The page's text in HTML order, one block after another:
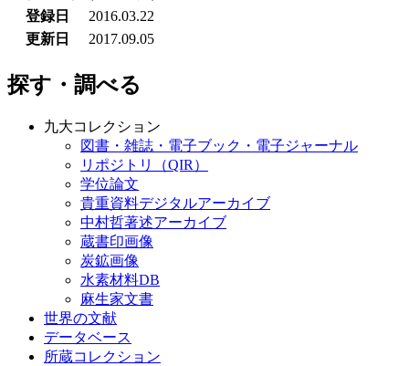
登録日
2016.03.22
更新日
2017.09.05
探す・調べる
九大コレクション
図書・雑誌・電子ブック・電子ジャーナル
リポジトリ（QIR）
学位論文
貴重資料デジタルアーカイブ
中村哲著述アーカイブ
蔵書印画像
炭鉱画像
水素材料DB
麻生家文書
世界の文献
データベース
所蔵コレクション